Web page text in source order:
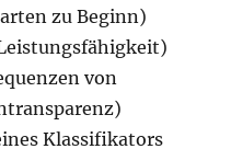
zu Beginn)
von
Klassifikators